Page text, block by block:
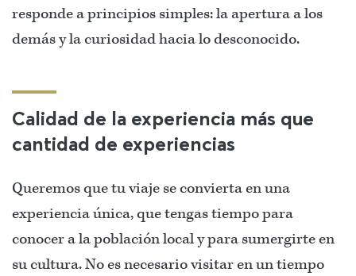
responde a principios simples: la apertura a los
demás y la curiosidad hacia lo desconocido.
Calidad de la experiencia más que
cantidad de experiencias
Queremos que tu viaje se convierta en una
experiencia única, que tengas tiempo para
conocer a la población local y para sumergirte en
su cultura. No es necesario visitar en un tiempo